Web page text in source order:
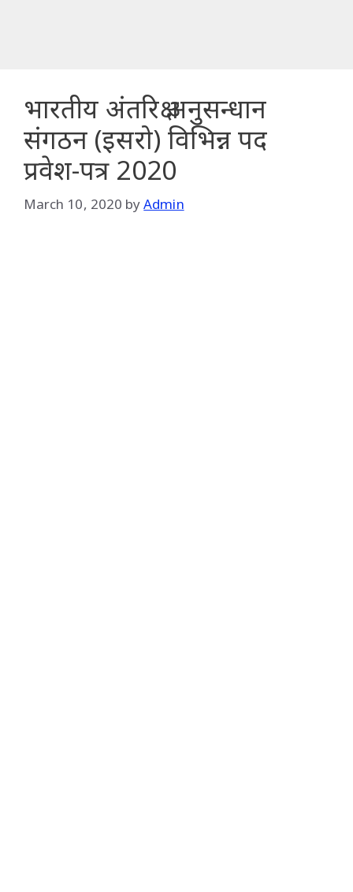
भारतीय अंतरिक्ष अनुसन्धान
संगठन (इसरो) विभिन्न पद
प्रवेश-पत्र 2020
March 10, 2020 byAdmin